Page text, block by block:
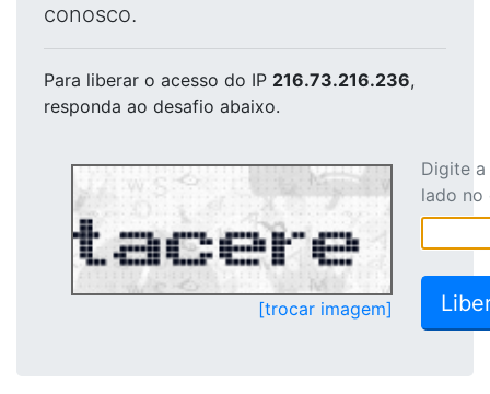
conosco.
Para liberar o acesso do IP 216.73.216.236,
responda ao desafio abaixo.
[trocar imagem]
Digite
lado no